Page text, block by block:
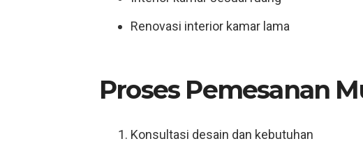
Renovasi interior kamar lama
Proses Pemesanan
Konsultasi desain dan kebutuhan